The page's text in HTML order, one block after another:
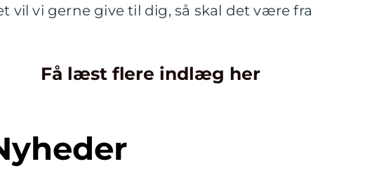
vil vi gerne give til dig, så skal det være fra
Få læst flere indlæg her